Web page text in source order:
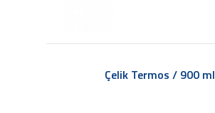
Çelik Termos / 900 ml